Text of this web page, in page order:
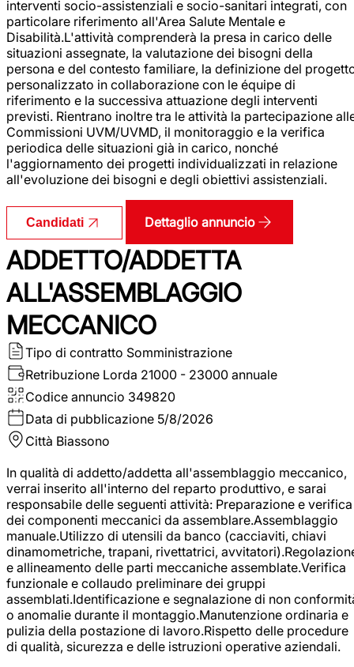
interventi socio-assistenziali e socio-sanitari integrati, con
particolare riferimento all'Area Salute Mentale e
Disabilità.L'attività comprenderà la presa in carico delle
situazioni assegnate, la valutazione dei bisogni della
persona e del contesto familiare, la definizione del
personalizzato in collaborazione con le équipe di
riferimento e la successiva attuazione degli interventi
previsti. Rientrano inoltre tra le attività la partecipazione
Commissioni UVM/UVMD, il monitoraggio e la verifica
periodica delle situazioni già in carico, nonché
l'aggiornamento dei progetti individualizzati in relazione
all'evoluzione dei bisogni e degli obiettivi assistenziali.
Candidati Dettaglio annuncio
ADDETTO/ADDETTA
ALL'ASSEMBLAGGIO
MECCANICO
Tipo di contratto Somministrazione
Retribuzione Lorda 21000 - 23000 annuale
Codice annuncio 349820
Data di pubblicazione 5/8/2026
Città Biassono
In qualità di addetto/addetta all'assemblaggio meccanico,
verrai inserito all'interno del reparto produttivo, e sarai
responsabile delle seguenti attività: Preparazione e verifica
dei componenti meccanici da assemblare.Assemblaggio
manuale.Utilizzo di utensili da banco (cacciaviti, chiavi
dinamometriche, trapani, rivettatrici,
e allineamento delle parti meccaniche assemblate.Verifica
funzionale e collaudo preliminare dei gruppi
assemblati.Identificazione e segnalazione di non
o anomalie durante il montaggio.Manutenzione ordinaria e
pulizia della postazione di lavoro.Rispetto delle procedure
di qualità, sicurezza e delle istruzioni operative aziendali.